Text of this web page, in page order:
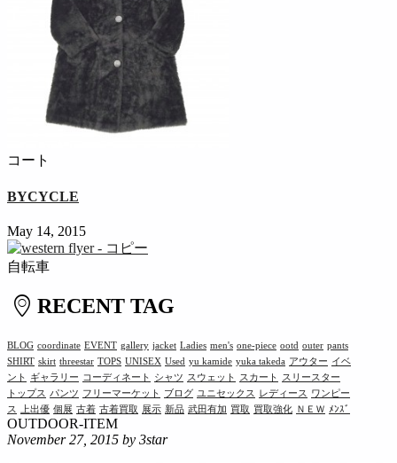
コート
BYCYCLE
May 14, 2015
自転車
RECENT TAG
BLOG coordinate EVENT gallery jacket Ladies men's one-piece ootd outer pants
SHIRT skirt threestar TOPS UNISEX Used yu kamide yuka takeda アウター イベ
ント
ギャラリー コーディネート シャツ スウェット スカート
スリースター
トップス
パンツ フリーマーケット ブログ ユニセックス レディース
ワンピー
ス
上出優 個展 古着 古着買取 展示 新品 武田有加 買取 買取強化 ＮＥＷ ﾒﾝｽﾞ
OUTDOOR-ITEM
November 27, 2015 by 3star